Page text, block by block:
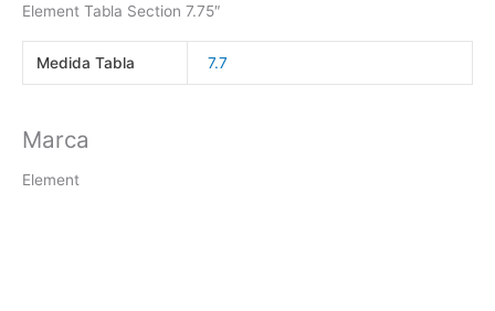
Element Tabla Section 7.75″
Medida Tabla 7.7
Marca
Element